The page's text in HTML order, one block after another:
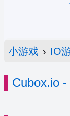
小游戏 › IO
Cubox.io